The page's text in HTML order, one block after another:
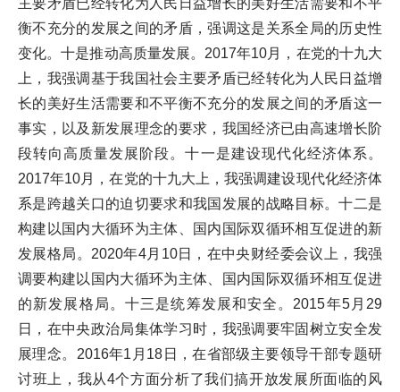
主要矛盾已经转化为人民日益增长的美好生活需要和不平
衡不充分的发展之间的矛盾，强调这是关系全局的历史性
变化。十是推动高质量发展。2017年10月，在党的十九大
上，我强调基于我国社会主要矛盾已经转化为人民日益增
长的美好生活需要和不平衡不充分的发展之间的矛盾这一
事实，以及新发展理念的要求，我国经济已由高速增长阶
段转向高质量发展阶段。十一是建设现代化经济体系。
2017年10月，在党的十九大上，我强调建设现代化经济体
系是跨越关口的迫切要求和我国发展的战略目标。十二是
构建以国内大循环为主体、国内国际双循环相互促进的新
发展格局。2020年4月10日，在中央财经委会议上，我强
调要构建以国内大循环为主体、国内国际双循环相互促进
的新发展格局。十三是统筹发展和安全。2015年5月29
日，在中央政治局集体学习时，我强调要牢固树立安全发
展理念。2016年1月18日，在省部级主要领导干部专题研
讨班上，我从4个方面分析了我们搞开放发展所面临的风